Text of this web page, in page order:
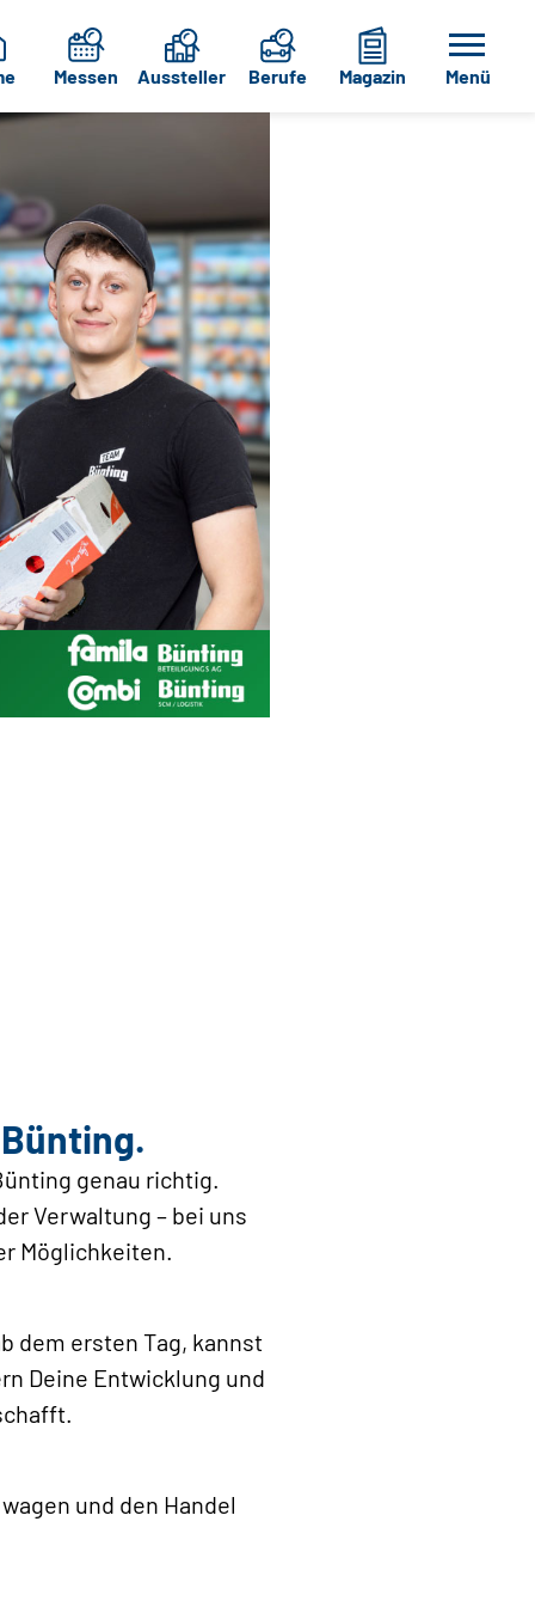
Messen Aussteller Berufe Magazin Menü
genau richtig.
Verwaltung – bei uns
Möglichkeiten.
dem ersten Tag, kannst
Deine Entwicklung und
und den Handel